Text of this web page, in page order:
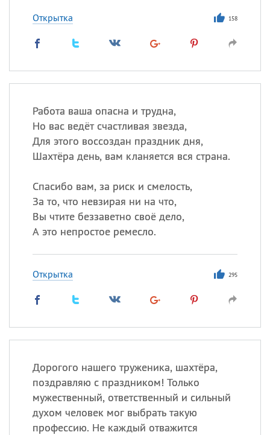
Открытка 158
Работа ваша опасна и трудна,
Но вас ведёт счастливая звезда,
Для этого воссоздан праздник дня,
Шахтёра день, вам кланяется вся страна.
Спасибо вам, за риск и смелость,
За то, что невзирая ни на что,
Вы чтите беззаветно своё дело,
А это непростое ремесло.
Открытка 295
Дорогого нашего труженика, шахтёра,
поздравляю с праздником! Только
мужественный, ответственный и сильный
духом человек мог выбрать такую
профессию. Не каждый отважится